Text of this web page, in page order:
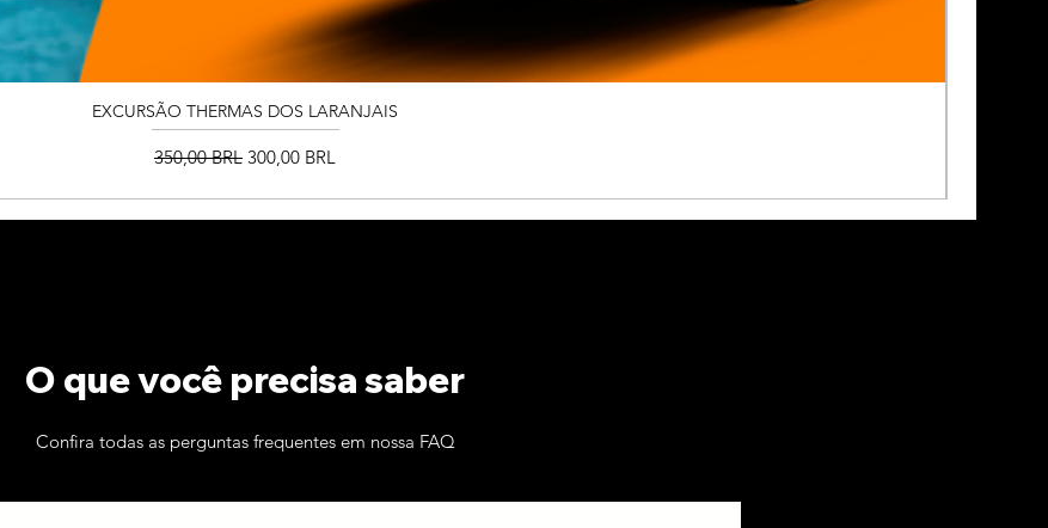
Vista rápida
EXCURSÃO THERMAS DOS LARANJAIS
Precio
350,00 BRL Precio de oferta
300,00 BRL
O que você precisa saber
Confira todas as perguntas frequentes em nossa FAQ